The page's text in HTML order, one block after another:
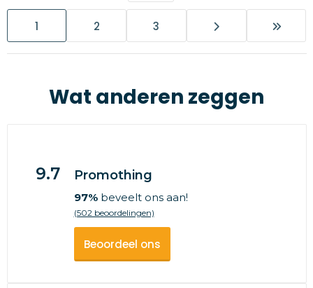
1 2 3
Wat anderen zeggen
9.7 Promothing
97%beveelt ons aan!
(502 beoordelingen)
Beoordeel ons